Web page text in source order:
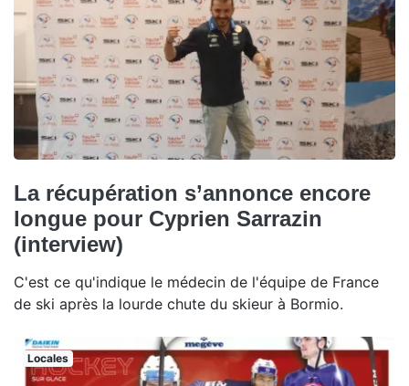
La récupération s’annonce encore
longue pour Cyprien Sarrazin
(interview)
C'est ce qu'indique le médecin de l'équipe de France
de ski après la lourde chute du skieur à Bormio.
Locales